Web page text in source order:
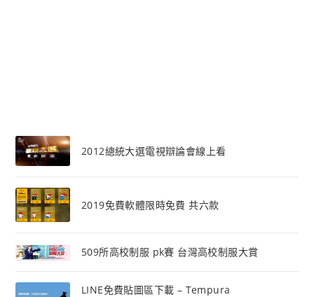
2012總統大選電視辯論會線上看
2019免費軟體限時免費 共六款
509所高校制服 pk賽 台灣高校制服大賞
LINE免費貼圖區下載 – Tempura